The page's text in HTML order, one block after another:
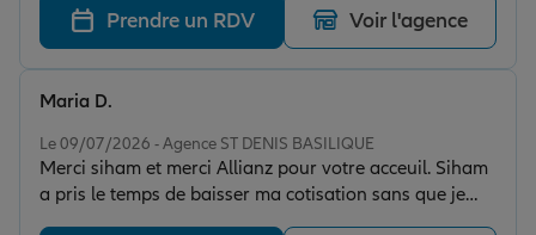
Prendre un RDV Voir l'agence
Le 09/07/2026 - Agence ST DENIS BASILIQUE
Merci siham et merci Allianz pour votre acceuil. Siham
a pris le temps de baisser ma cotisation sans que je
demande en gardant les memes garanties .Merci
Maria D.